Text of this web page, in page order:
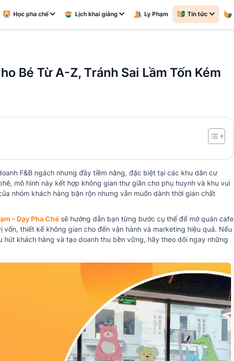
Học pha chế Lịch khai giảng Ly Phạm Tin tức
Bé Từ A-Z, Tránh Sai Lầm Tốn Kém
F&B ngách nhưng đầy tiềm năng, đặc biệt tại các khu dân cư
mô hình này kết hợp không gian thư giãn cho phụ huynh và khu vui
nhóm khách hàng bận rộn nhưng vẫn muốn dành thời gian chất
– Dạy Pha Chếsẽ hướng dẫn bạn từng bước cụ thể để mở quán cafe
thiết kế không gian cho đến vận hành và marketing hiệu quả. Nếu
hút khách hàng và tạo doanh thu bền vững, hãy theo dõi ngay những